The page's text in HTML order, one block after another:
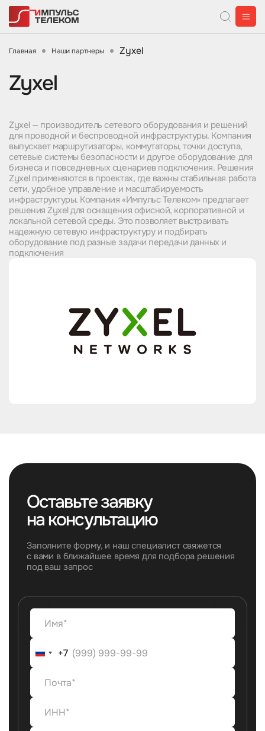
Главная Наши партнеры Zyxel
Zyxel
Zyxel — производитель сетевого оборудования и решений
для проводной и беспроводной инфраструктуры. Компания
выпускает маршрутизаторы, коммутаторы, точки доступа,
сетевые системы безопасности и другое оборудование для
бизнеса и повседневных сценариев подключения. Решения
Zyxel применяются в проектах, где важны стабильная работа
сети, удобное управление и масштабируемость
инфраструктуры. Компания «Импульс Телеком» предлагает
решения Zyxel для оснащения офисной, корпоративной и
локальной сетевой среды. Это позволяет выстраивать
надежную сетевую инфраструктуру и подбирать
оборудование под разные задачи передачи данных и
подключения
Оставьте заявку
на консультацию
Заполните форму, и наш специалист свяжется
с вами в ближайшее время для подбора решения
под ваш запрос
+7
+7